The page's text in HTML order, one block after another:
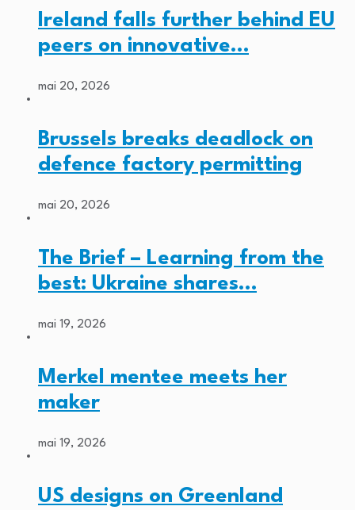
Ireland falls further behind EU
peers on innovative…
mai 20, 2026
Brussels breaks deadlock on
defence factory permitting
mai 20, 2026
The Brief – Learning from the
best: Ukraine shares…
mai 19, 2026
Merkel mentee meets her
maker
mai 19, 2026
US designs on Greenland